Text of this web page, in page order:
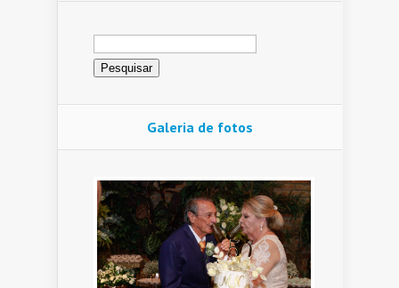
Pesquisar
por:
Galeria de fotos